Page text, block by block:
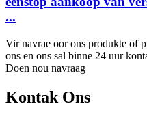
...
Vir navrae oor ons produkte of
ons en ons sal binne 24 uur
Doen nou navraag
Kontak Ons